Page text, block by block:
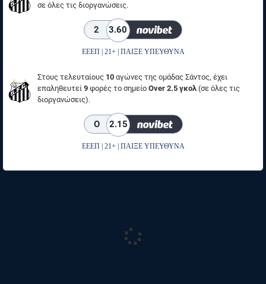
σε όλες τις διοργανώσεις.
2 3.60
ΕΕΕΠ | 21+ | ΠΑΙΞΕ ΥΠΕΥΘΥΝΑ
Στους τελευταίους 10 αγώνες της ομάδας Σάντος, έχει
επαληθευτεί 9 φορές το σημείο Over 2.5 γκολ (σε όλες τις
διοργανώσεις).
O 2.15
ΕΕΕΠ | 21+ | ΠΑΙΞΕ ΥΠΕΥΘΥΝΑ